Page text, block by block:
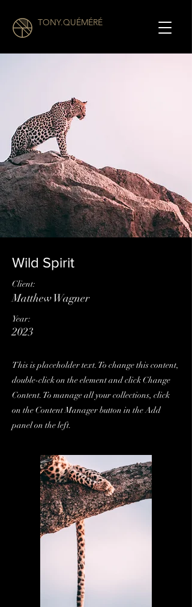
TONY.QUÉMÉRÉ
Wild Spirit
Client:
Matthew Wagner
Year:
2023
This is placeholder text. To change this content,
double-click on the element and click Change
Content. To manage all your collections, click
on the Content Manager button in the Add
panel on the left.